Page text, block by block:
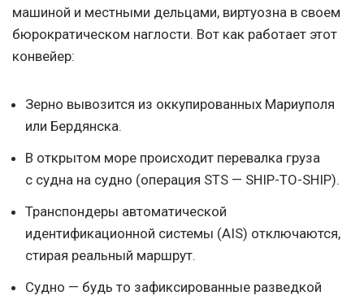
машиной и местными дельцами, виртуозна в своем
бюрократическом наглости. Вот как работает этот
конвейер:
Зерно вывозится из оккупированных Мариуполя
или Бердянска.
В открытом море происходит перевалка груза
с судна на судно (операция STS — SHIP-TO-SHIP).
Транспондеры автоматической
идентификационной системы (AIS) отключаются,
стирая реальный маршрут.
Судно — будь то зафиксированные разведкой